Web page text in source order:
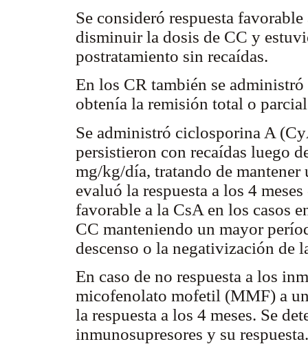
Se consideró respuesta
disminuir la dosis de CC y
postratamiento sin recaídas.
En los CR también se
obtenía la remisión total o
Se administró ciclosporina A
persistieron con recaídas luego
mg/kg/día, tratando de
evaluó la respuesta a los 4
favorable a la CsA en los casos
CC manteniendo un mayor
descenso o la negativización de
En caso de no respuesta a los
micofenolato mofetil (MMF) a
la respuesta a los 4 meses. Se
inmunosupresores y su respuesta.